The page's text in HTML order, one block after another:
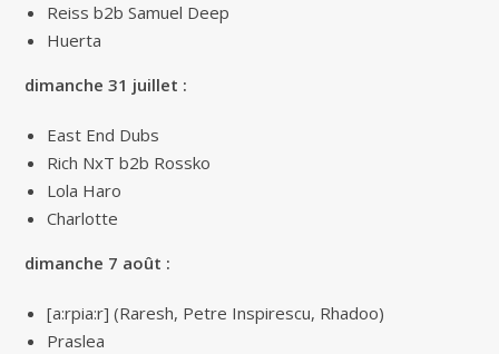
Reiss b2b Samuel Deep
Huerta
dimanche 31 juillet :
East End Dubs
Rich NxT b2b Rossko
Lola Haro
Charlotte
dimanche 7 août :
[a:rpia:r] (Raresh, Petre Inspirescu, Rhadoo)
Praslea